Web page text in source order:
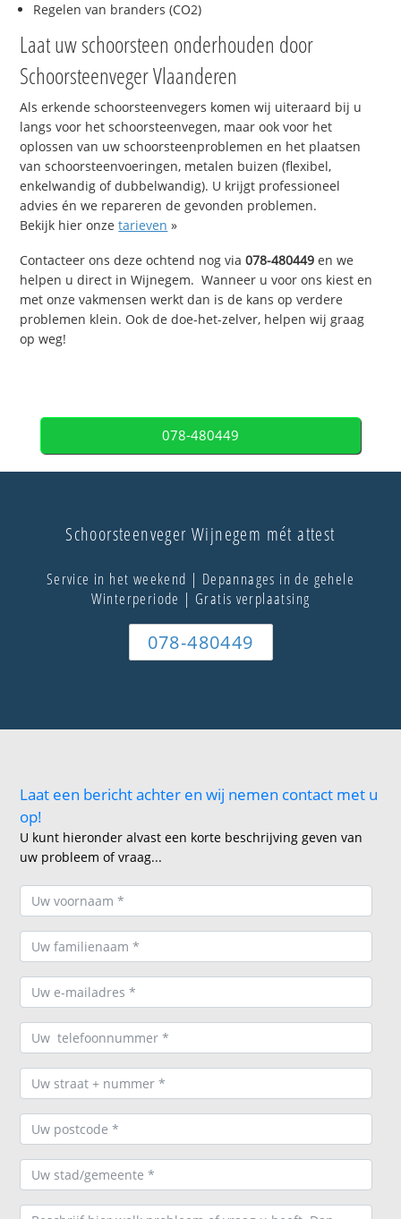
Regelen van branders (CO2)
Laat uw schoorsteen onderhouden door
Schoorsteenveger Vlaanderen
Als erkende schoorsteenvegers komen wij uiteraard bij u
langs voor het schoorsteenvegen, maar ook voor het
oplossen van uw schoorsteenproblemen en het plaatsen
van schoorsteenvoeringen, metalen buizen (flexibel,
enkelwandig of dubbelwandig). U krijgt professioneel
advies én we repareren de gevonden problemen.
Bekijk hier onzetarieven »
Contacteer ons deze ochtend nog via078-480449 en we
helpen u direct in Wijnegem. Wanneer u voor ons kiest en
met onze vakmensen werkt dan is de kans op verdere
problemen klein. Ook de doe-het-zelver, helpen wij graag
op weg!
078-480449
Schoorsteenveger Wijnegem mét attest
Service in het weekend | Depannages in de gehele
Winterperiode | Gratis verplaatsing
078-480449
Laat een bericht achter en wij nemen contact met u
op!
U kunt hieronder alvast een korte beschrijving geven van
uw probleem of vraag...